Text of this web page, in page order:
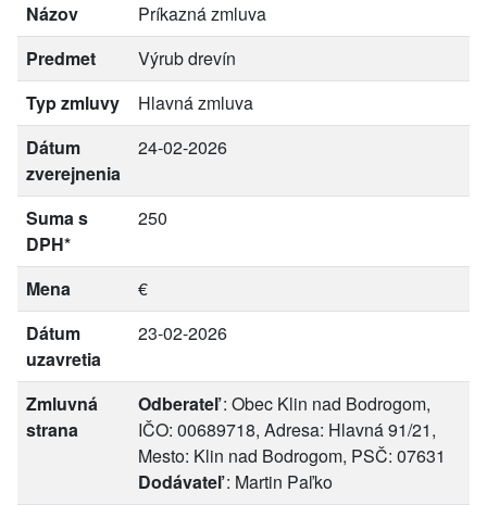
Názov
Príkazná zmluva
Predmet
Výrub drevín
Typ zmluvy
Hlavná zmluva
Dátum
zverejnenia
24-02-2026
Suma s
DPH*
250
Mena
€
Dátum
uzavretia
23-02-2026
Zmluvná
strana
Odberateľ: Obec Klin nad Bodrogom,
IČO: 00689718, Adresa: Hlavná 91/21,
Mesto: Klin nad Bodrogom, PSČ: 07631
Dodávateľ: Martin Paľko